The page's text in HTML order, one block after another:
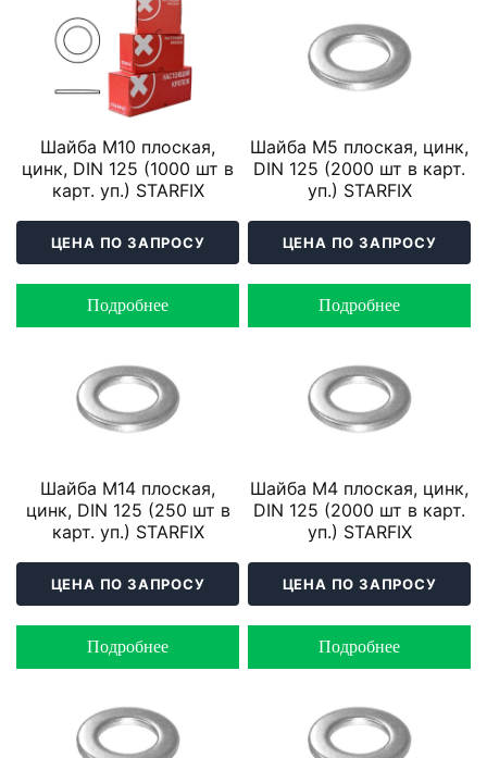
Шайба М10 плоская,
цинк, DIN 125 (1000 шт в
карт. уп.) STARFIX
ЦЕНА ПО ЗАПРОСУ
Подробнее
Шайба М5 плоская, цинк,
DIN 125 (2000 шт в карт.
уп.) STARFIX
ЦЕНА ПО ЗАПРОСУ
Подробнее
Шайба М14 плоская,
цинк, DIN 125 (250 шт в
карт. уп.) STARFIX
ЦЕНА ПО ЗАПРОСУ
Подробнее
Шайба М4 плоская, цинк,
DIN 125 (2000 шт в карт.
уп.) STARFIX
ЦЕНА ПО ЗАПРОСУ
Подробнее